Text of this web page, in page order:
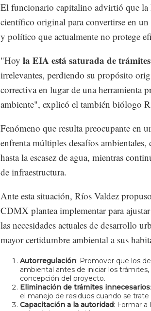
El funcionario capitalino advirtió que
científico original para convertirse en
y político que actualmente no protege
"Hoy la EIA está saturada de
irrelevantes, perdiendo su propósito
correctiva en lugar de una herramienta
ambiente", explicó el también biólogo
Fenómeno que resulta preocupante en
enfrenta múltiples desafíos
hasta la escasez de agua, mientras
de infraestructura.
Ante esta situación, Ríos Valdez
CDMX plantea implementar para
las necesidades actuales de desarrollo
mayor certidumbre ambiental a sus
Autorregulación: Promover que los
ambiental antes de iniciar los
concepción del proyecto.
Eliminación de trámites innecesarios
el manejo de residuos cuando se
Capacitación a la autoridad: Formar a